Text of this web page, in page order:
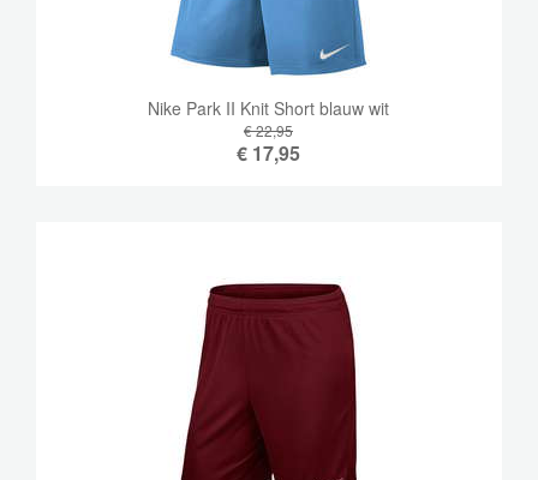
Nike Park II Knit Short blauw wit
€ 22,95
€ 17,95